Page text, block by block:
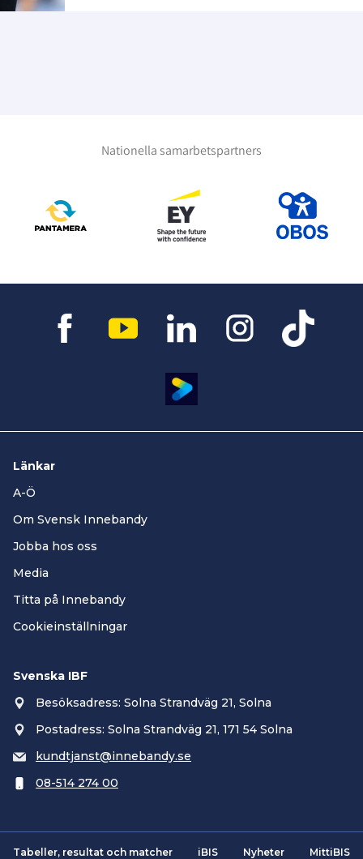
Nationella samarbetspartners
Länkar
A-Ö
Om Svensk Innebandy
Jobba hos oss
Media
Titta på Innebandy
Cookieinställningar
Svenska IBF
Besöksadress: Solna Strandväg 21, Solna
Postadress: Solna Strandväg 21, 171 54 Solna
kundtjanst@innebandy.se
08-514 274 00
Tabeller, resultat och matcher iBIS Nyheter MittiBIS